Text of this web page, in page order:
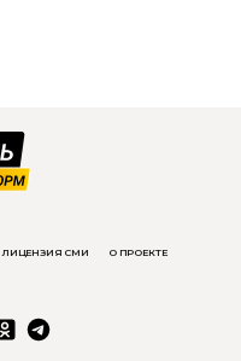
ЛИЦЕНЗИЯ СМИ О ПРОЕКТЕ